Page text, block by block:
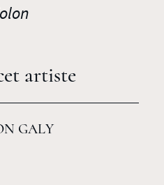
artiste
GALY